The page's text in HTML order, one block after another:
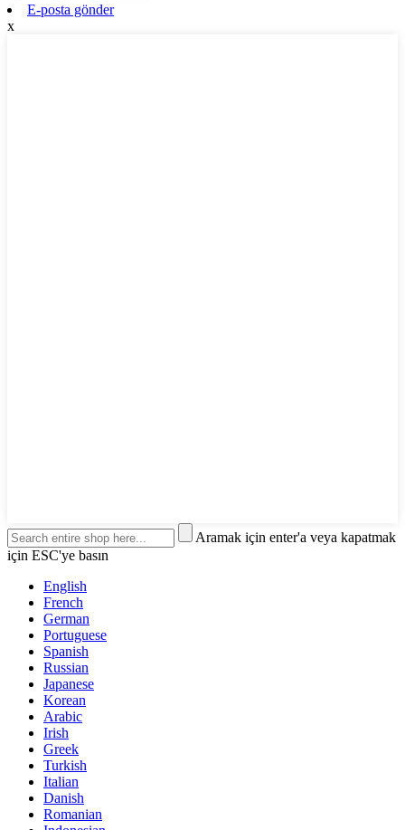
E-posta gönder
x
Aramak için enter'a veya kapatmak
için ESC'ye basın
English
French
German
Portuguese
Spanish
Russian
Japanese
Korean
Arabic
Irish
Greek
Turkish
Italian
Danish
Romanian